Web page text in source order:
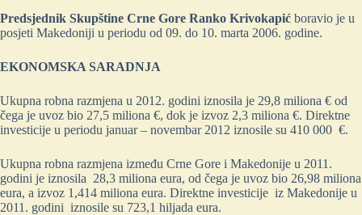
Predsjednik Skupštine Crne Gore Ranko Krivokapić boravio je u
posjeti Makedoniji u periodu od 09. do 10. marta 2006. godine.
EKONOMSKA SARADNJA
Ukupna robna razmjena u 2012. godini iznosila je 29,8 miliona € od
čega je uvoz bio 27,5 miliona €, dok je izvoz 2,3 miliona €. Direktne
investicije u periodu januar – novembar 2012 iznosile su 410 000 €.
Ukupna robna razmjena između Crne Gore i Makedonije u 2011.
godini je iznosila 28,3 miliona eura, od čega je uvoz bio 26,98 miliona
eura, a izvoz 1,414 miliona eura. Direktne investicije iz Makedonije u
2011. godini iznosile su 723,1 hiljada eura.